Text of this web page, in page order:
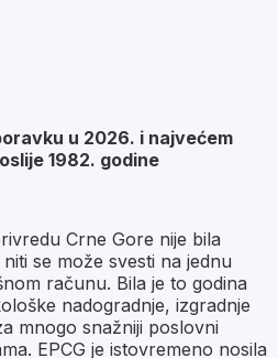
u 2026. i najvećem
1982. godine
Crne Gore nije bila
se može svesti na jednu
računu. Bila je to godina
nadogradnje, izgradnje
mnogo snažniji poslovni
EPCG je istovremeno nosila